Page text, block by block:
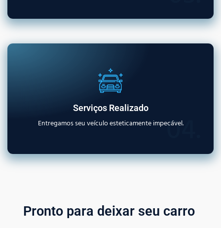
Serviços Realizado
Entregamos seu veículo esteticamente impecável.
04.
Pronto para deixar seu carro